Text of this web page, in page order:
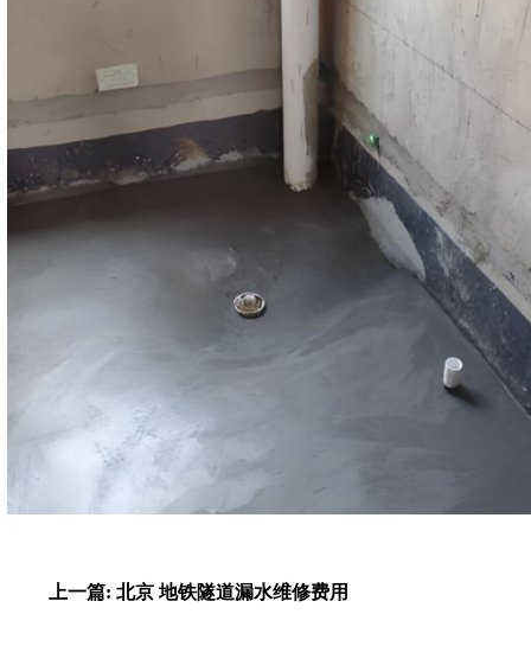
上一篇: 北京 地铁隧道漏水维修费用